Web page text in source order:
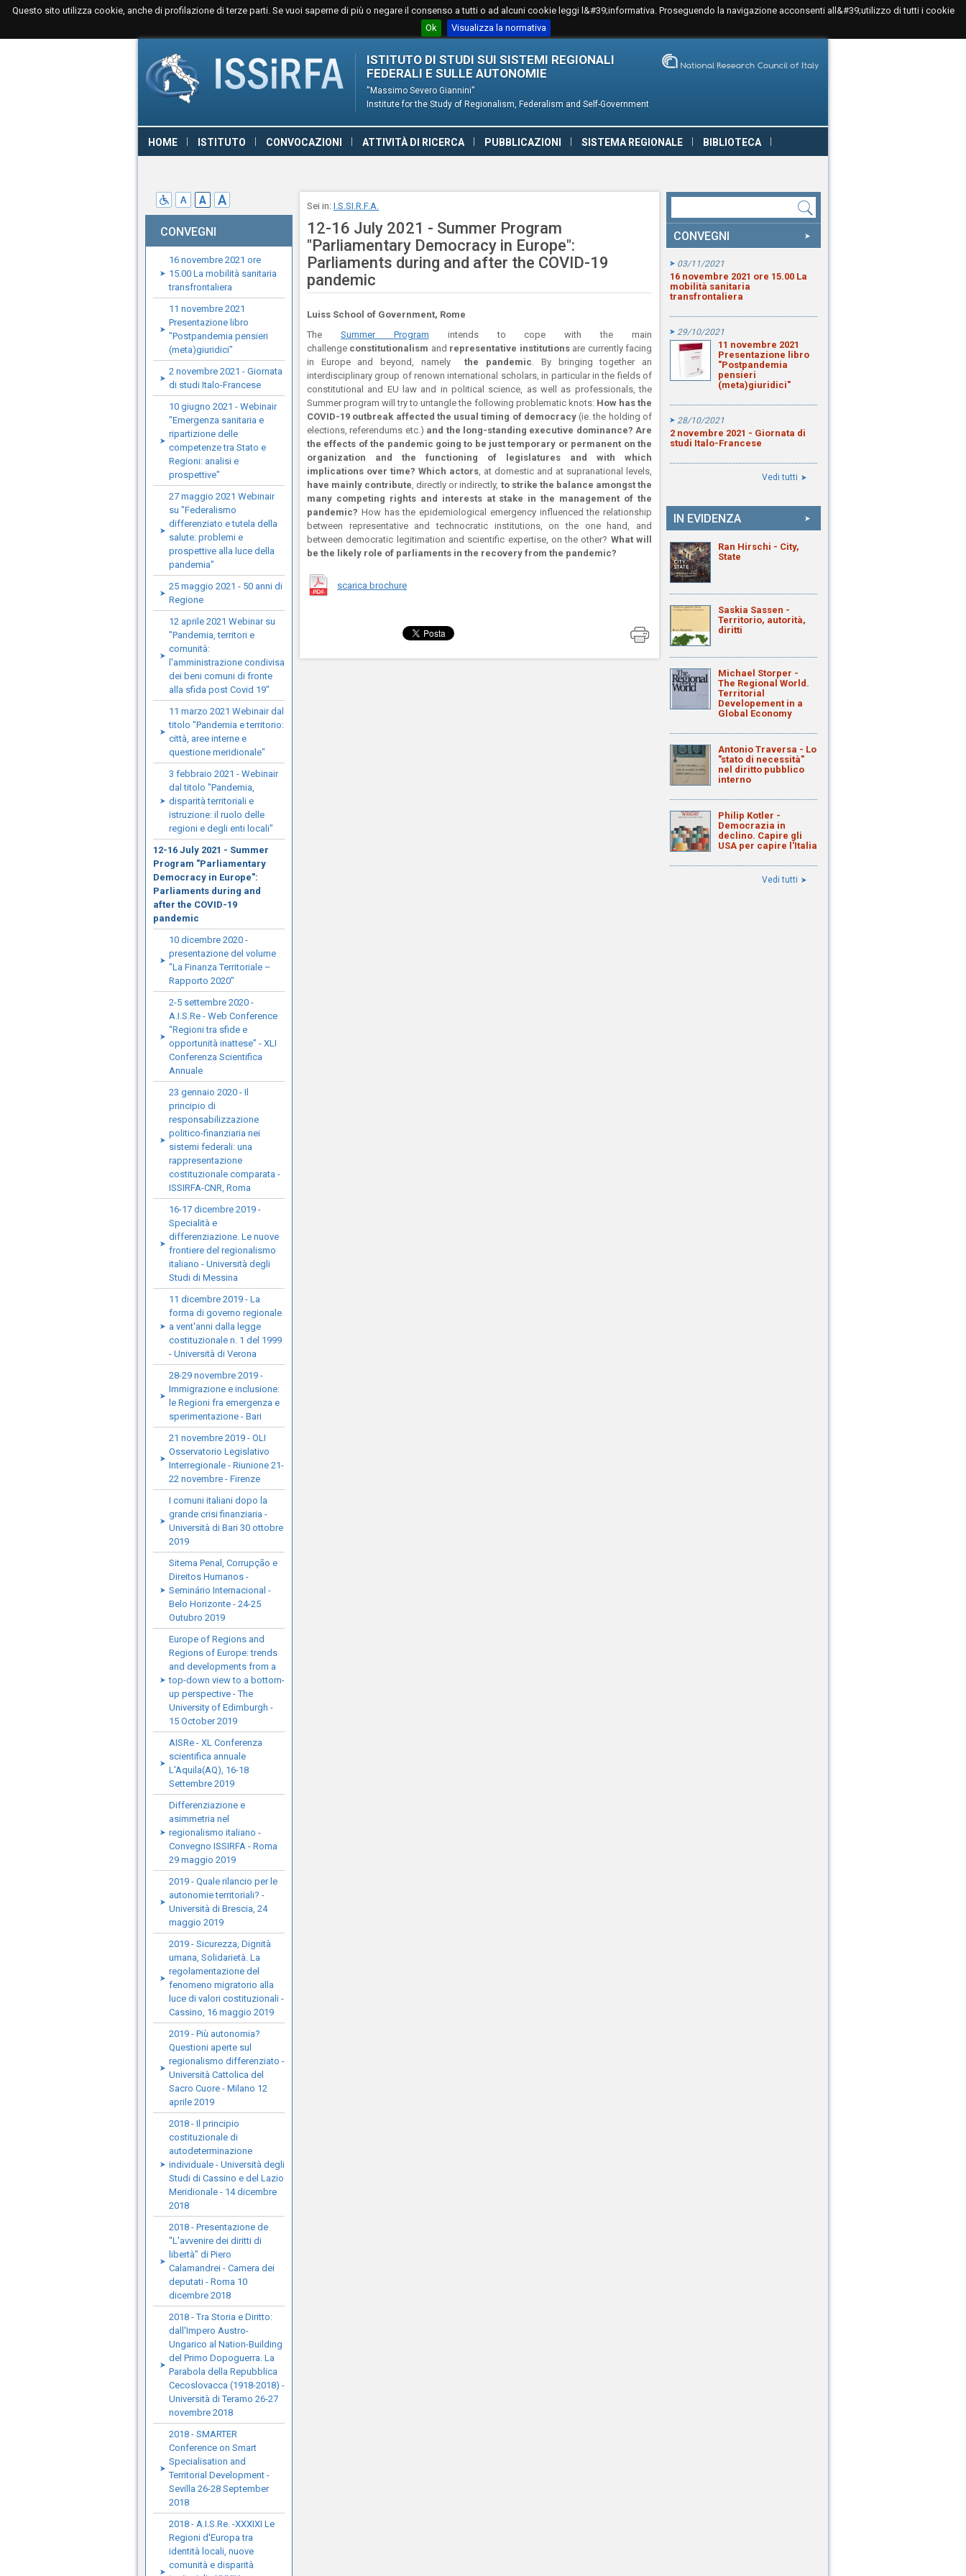
Questo sito utilizza cookie, anche di profilazione di terze parti. Se vuoi saperne di più o negare il consenso a tutti o ad alcuni cookie leggi l&#39;informativa. Proseguendo la navigazione acconsenti all&#39;utilizzo di tutti i cookie
Ok
Visualizza la normativa
ISTITUTO DI STUDI SUI SISTEMI REGIONALI
FEDERALI E SULLE AUTONOMIE
''Massimo Severo Giannini''
Institute for the Study of Regionalism, Federalism and Self-Government
HOME ISTITUTO CONVOCAZIONI ATTIVITÀ DI RICERCA PUBBLICAZIONI SISTEMA REGIONALE BIBLIOTECA
CONVEGNI
16 novembre 2021 ore
15.00 La mobilità sanitaria
transfrontaliera
11 novembre 2021
Presentazione libro
"Postpandemia pensieri
(meta)giuridici"
2 novembre 2021 - Giornata
di studi Italo-Francese
10 giugno 2021 - Webinair
"Emergenza sanitaria e
ripartizione delle
competenze tra Stato e
Regioni: analisi e
prospettive"
27 maggio 2021 Webinair
su "Federalismo
differenziato e tutela della
salute: problemi e
prospettive alla luce della
pandemia"
25 maggio 2021 - 50 anni di
Regione
12 aprile 2021 Webinar su
"Pandemia, territori e
comunità:
l'amministrazione condivisa
dei beni comuni di fronte
alla sfida post Covid 19"
11 marzo 2021 Webinair dal
titolo "Pandemia e territorio:
città, aree interne e
questione meridionale"
3 febbraio 2021 - Webinair
dal titolo "Pandemia,
disparità territoriali e
istruzione: il ruolo delle
regioni e degli enti locali"
12-16 July 2021 - Summer
Program "Parliamentary
Democracy in Europe":
Parliaments during and
after the COVID-19
pandemic
10 dicembre 2020 -
presentazione del volume
"La Finanza Territoriale –
Rapporto 2020"
2-5 settembre 2020 -
A.I.S.Re - Web Conference
“Regioni tra sfide e
opportunità inattese” - XLI
Conferenza Scientifica
Annuale
23 gennaio 2020 - Il
principio di
responsabilizzazione
politico-finanziaria nei
sistemi federali: una
rappresentazione
costituzionale comparata -
ISSIRFA-CNR, Roma
16-17 dicembre 2019 -
Specialità e
differenziazione. Le nuove
frontiere del regionalismo
italiano - Università degli
Studi di Messina
11 dicembre 2019 - La
forma di governo regionale
a vent'anni dalla legge
costituzionale n. 1 del 1999
- Università di Verona
28-29 novembre 2019 -
Immigrazione e inclusione:
le Regioni fra emergenza e
sperimentazione - Bari
21 novembre 2019 - OLI
Osservatorio Legislativo
Interregionale - Riunione 21-
22 novembre - Firenze
I comuni italiani dopo la
grande crisi finanziaria -
Università di Bari 30 ottobre
2019
Sitema Penal, Corrupção e
Direitos Humanos -
Seminário Internacional -
Belo Horizonte - 24-25
Outubro 2019
Europe of Regions and
Regions of Europe: trends
and developments from a
top-down view to a bottom-
up perspective - The
University of Edimburgh -
15 October 2019
AISRe - XL Conferenza
scientifica annuale
L'Aquila(AQ), 16-18
Settembre 2019
Differenziazione e
asimmetria nel
regionalismo italiano -
Convegno ISSIRFA - Roma
29 maggio 2019
2019 - Quale rilancio per le
autonomie territoriali? -
Università di Brescia, 24
maggio 2019
2019 - Sicurezza, Dignità
umana, Solidarietà. La
regolamentazione del
fenomeno migratorio alla
luce di valori costituzionali -
Cassino, 16 maggio 2019
2019 - Più autonomia?
Questioni aperte sul
regionalismo differenziato -
Università Cattolica del
Sacro Cuore - Milano 12
aprile 2019
2018 - Il principio
costituzionale di
autodeterminazione
individuale - Università degli
Studi di Cassino e del Lazio
Meridionale - 14 dicembre
2018
2018 - Presentazione de
"L'avvenire dei diritti di
libertà" di Piero
Calamandrei - Camera dei
deputati - Roma 10
dicembre 2018
2018 - Tra Storia e Diritto:
dall'Impero Austro-
Ungarico al Nation-Building
del Primo Dopoguerra. La
Parabola della Repubblica
Cecoslovacca (1918-2018) -
Università di Teramo 26-27
novembre 2018
2018 - SMARTER
Conference on Smart
Specialisation and
Territorial Development -
Sevilla 26-28 September
2018
2018 - A.I.S.Re. -XXXIXI Le
Regioni d'Europa tra
identità locali, nuove
comunità e disparità
Sei in: I.S.SI.R.F.A.
12-16 July 2021 - Summer Program
"Parliamentary Democracy in Europe":
Parliaments during and after the COVID-19
pandemic
Luiss School of Government, Rome
The Summer Program intends to cope with the main
challenge constitutionalism and representative institutionsare currently facing
in Europe and beyond, namely
the pandemic. By bringing together an
interdisciplinary group of renown international scholars, in particular in the fields of
constitutional and EU law and in political science, as well as professionals, the
Summer program will try to untangle the following problematic knots: How has the
COVID-19 outbreak affected the usual timing of democracy(ie. the holding of
elections, referendums etc.) and the long-standing executive dominance? Are
the effects of the pandemic going to be just temporary or permanent on the
organization and the functioning of legislatures and with which
implications over time? Which actors, at domestic and at supranational levels,
have mainly contribute, directly or indirectly, to strike the balance amongst the
many competing rights and interests at stake in the management of the
pandemic? How has the epidemiological emergency influenced the relationship
between representative and technocratic institutions, on the one hand, and
between democratic legitimation and scientific expertise, on the other? What will
be the likely role of parliaments in the recovery from the pandemic?
scarica brochure
CONVEGNI
03/11/2021
16 novembre 2021 ore 15.00 La
mobilità sanitaria
transfrontaliera
29/10/2021
11 novembre 2021
Presentazione libro
"Postpandemia
pensieri
(meta)giuridici"
28/10/2021
2 novembre 2021 - Giornata di
studi Italo-Francese
Vedi tutti
IN EVIDENZA
Ran Hirschi - City,
State
Saskia Sassen -
Territorio, autorità,
diritti
Michael Storper -
The Regional World.
Territorial
Developement in a
Global Economy
Antonio Traversa - Lo
"stato di necessità"
nel diritto pubblico
interno
Philip Kotler -
Democrazia in
declino. Capire gli
USA per capire l'Italia
Vedi tutti